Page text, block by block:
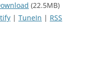
(22.5MB)
| TuneIn | RSS